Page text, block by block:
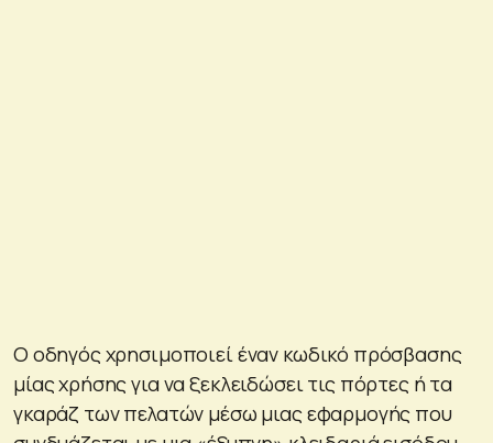
Ο οδηγός χρησιμοποιεί έναν κωδικό πρόσβασης
μίας χρήσης για να ξεκλειδώσει τις πόρτες ή τα
γκαράζ των πελατών μέσω μιας εφαρμογής που